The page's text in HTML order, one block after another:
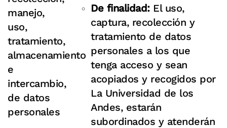
manejo,
uso,
tratamiento,
almacenamiento
e
intercambio,
de datos
personales
De finalidad:El uso,
captura, recolección y
tratamiento de datos
personales a los que
tenga acceso y sean
acopiados y recogidos por
La Universidad de los
Andes, estarán
subordinados y atenderán